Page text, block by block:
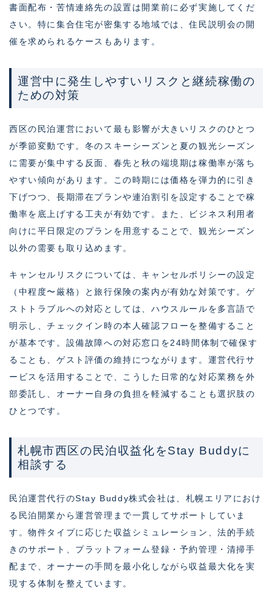
書面配布・苦情連絡先の設置は開業前に必ず実施してくだ
さい。特に集合住宅が密集する地域では、住民説明会の開
催を求められるケースもあります。
運営中に発生しやすいリスクと継続稼働の
ための対策
西区の民泊運営において最も影響が大きいリスクのひとつ
が季節変動です。冬のスキーシーズンと夏の観光シーズン
に需要が集中する反面、春先と秋の端境期は稼働率が落ち
やすい傾向があります。この時期には価格を弾力的に引き
下げつつ、長期滞在プランや連泊割引を設定することで稼
働率を底上げする工夫が有効です。また、ビジネス利用者
向けに平日限定のプランを用意することで、観光シーズン
以外の需要も取り込めます。
キャンセルリスクについては、キャンセルポリシーの設定
（中程度〜厳格）と旅行保険の案内が有効な対策です。ゲ
ストトラブルへの対応としては、ハウスルールを多言語で
明示し、チェックイン時の本人確認フローを整備すること
が基本です。設備故障への対応窓口を24時間体制で確保す
ることも、ゲスト評価の維持につながります。運営代行サ
ービスを活用することで、こうした日常的な対応業務を外
部委託し、オーナー自身の負担を軽減することも選択肢の
ひとつです。
札幌市西区の民泊収益化をStay Buddyに
相談する
民泊運営代行のStay Buddy株式会社は、札幌エリアにおけ
る民泊開業から運営管理まで一貫してサポートしていま
す。物件タイプに応じた収益シミュレーション、法的手続
きのサポート、プラットフォーム登録・予約管理・清掃手
配まで、オーナーの手間を最小化しながら収益最大化を実
現する体制を整えています。